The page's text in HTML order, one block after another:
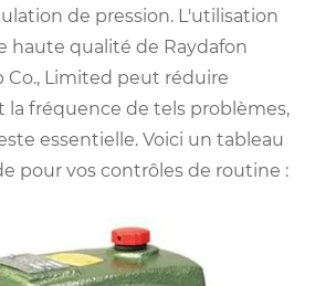
de pression. L'utilisation
haute qualité de Raydafon
Co., Limited peut réduire
la fréquence de tels problèmes,
essentielle. Voici un tableau
pour vos contrôles de routine :